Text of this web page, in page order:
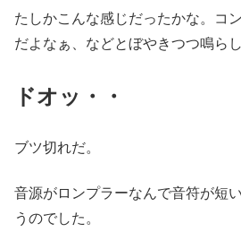
たしかこんな感じだったかな。コ
だよなぁ、などとぼやきつつ鳴ら
ドオッ・・
ブツ切れだ。
音源がロンプラーなんで音符が短
うのでした。